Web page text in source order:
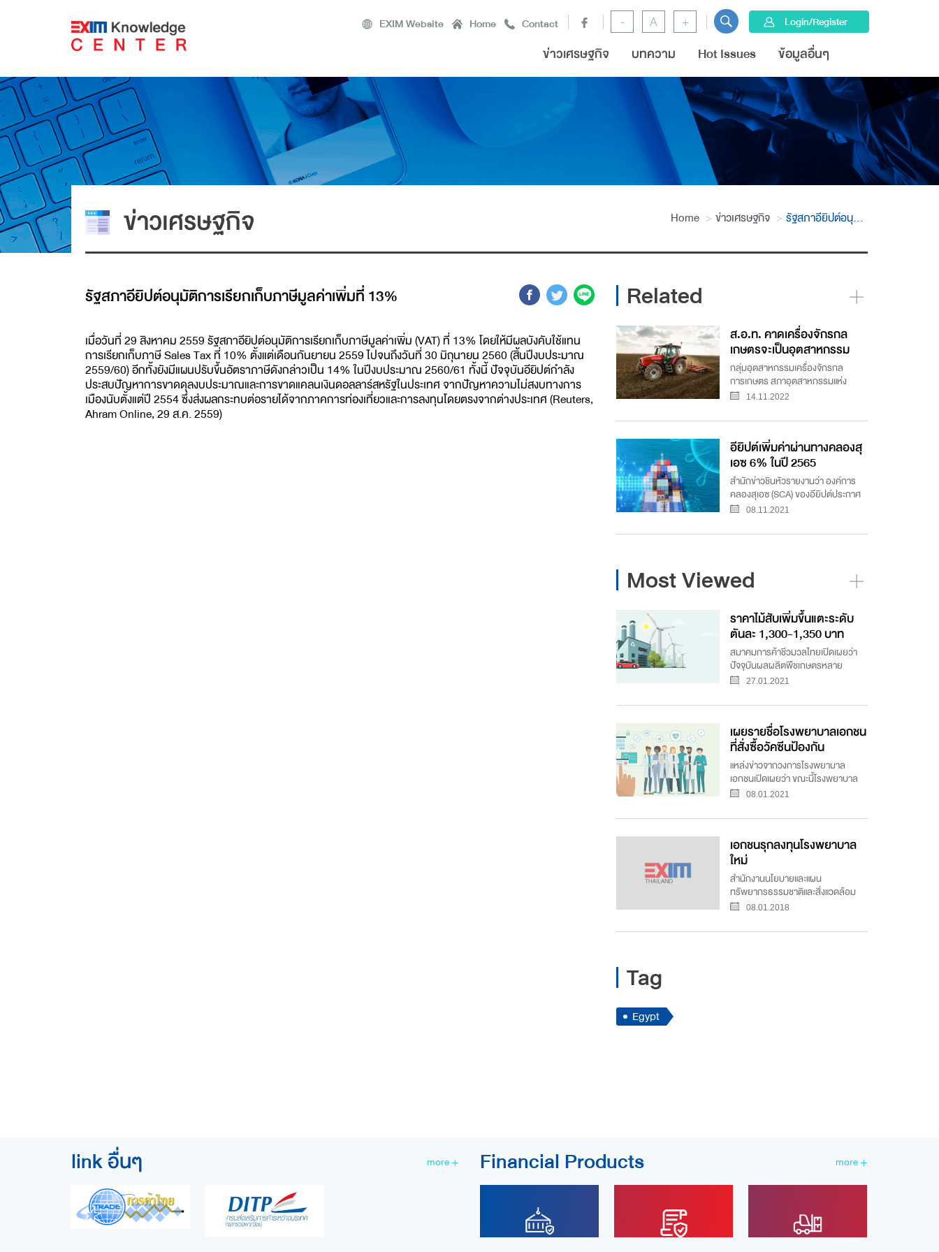
EXIM Website Home Contact - A + Login/Register
ข่าวเศรษฐกิจ บทความ Hot Issues ข้อมูลอื่นๆ
ข่าวเศรษฐกิจ Home ข่าวเศรษฐกิจ รัฐสภาอียิปต์อนุมัติการเรียกเก็บภาษีมูลค่าเพิ่มที่ 13%
รัฐสภาอียิปต์อนุมัติการเรียกเก็บภาษีมูลค่าเพิ่มที่ 13%
เมื่อวันที่ 29 สิงหาคม 2559 รัฐสภาอียิปต์อนุมัติการเรียกเก็บภาษีมูลค่าเพิ่ม (VAT) ที่ 13% โดยให้มีผลบังคับใช้แทน
การเรียกเก็บภาษี Sales Tax ที่ 10% ตั้งแต่เดือนกันยายน 2559 ไปจนถึงวันที่ 30 มิถุนายน 2560 (สิ้นปีงบประมาณ
2559/60) อีกทั้งยังมีแผนปรับขึ้นอัตราภาษีดังกล่าวเป็น 14% ในปีงบประมาณ 2560/61 ทั้งนี้ ปัจจุบันอียิปต์กำลัง
ประสบปัญหาการขาดดุลงบประมาณและการขาดแคลนเงินดอลลาร์สหรัฐในประเทศ จากปัญหาความไม่สงบทางการ
เมืองนับตั้งแต่ปี 2554 ซึ่งส่งผลกระทบต่อรายได้จากภาคการท่องเที่ยวและการลงทุนโดยตรงจากต่างประเทศ (Reuters,
Ahram Online, 29 ส.ค. 2559)
Related
ส.อ.ท. คาดเครื่องจักรกล
เกษตรจะเป็นอุตสาหกรรม
ดาวเด่นในอนาคต
กลุ่มอุตสาหกรรมเครื่องจักรกล
การเกษตร สภาอุตสาหกรรมแห่ง
ประเทศไทย (ส.อ.ท.) เปิดเผยว่า การ
ไทยในปัจจุบันเติบโตต่อเนื่อง ทั้งตลาด
การกว่า 95% จะเป็น SMEs และส่วน...
14.11.2022
อียิปต์เพิ่มค่าผ่านทางคลองสุ
เอซ 6% ในปี 2565
สำนักข่าวชินหัวรายงานว่า องค์การ
คลองสุเอซ (SCA) ของอียิปต์ประกาศ
ว่า ตั้งแต่เดือน ก.พ. 2565 จะเรียกเก็บ
คลองสุเอช (เส้นทางที่ช่วยให้เรือเดิน
08.11.2021
Most Viewed
ราคาไม้สับเพิ่มขึ้นแตะระดับ
ตันละ 1,300-1,350 บาท
สูงสุดในรอบ 10 ปี
สมาคมการค้าชีวมวลไทยเปิดเผยว่า
ปัจจุบันผลผลิตพืชเกษตรหลาย
ประเภท อาทิ อ้อย ลดลงมาก ปริมาณ
ชีวมวลจึงลดลงตามไปด้วย ส่งผลให้
ผลิตจากไม้ยางพารา ไม้ยูคาลิปต...
27.01.2021
เผยรายชื่อโรงพยาบาลเอกชน
ที่สั่งซื้อวัคซีนป้องกัน
COVID-19 จากบริษัทต่าง
ชาติ
แหล่งข่าวจากวงการโรงพยาบาล
เอกชนเปิดเผยว่า ขณะนี้โรงพยาบาล
เอกชนหลายแห่งต้องการสั่งซื้อวัคซีน
พัฒนาต่างชาติ (ที่นอกเหนือจากของ
หวังจะนำวัคซีนดังกล่าวมาให้บริการ
แก่...
08.01.2021
เอกชนรุกลงทุนโรงพยาบาล
ใหม่
สำนักงานนโยบายและแผน
ทรัพยากรธรรมชาติและสิ่งแวดล้อม
(สผ.) เปิดเผยว่า ในช่วงที่ผ่านมามีโรง
รายงานการวิเคราะห์ผลกระทบสิ่ง
08.01.2018
Tag
Egypt
link อื่นๆ more Financial Products more